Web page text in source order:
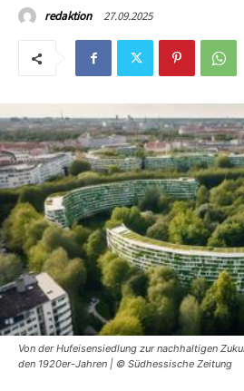
redaktion 27.09.2025
Von der Hufeisensiedlung zur nachhaltigen
den 1920er-Jahren | © Südhessische Zeitung